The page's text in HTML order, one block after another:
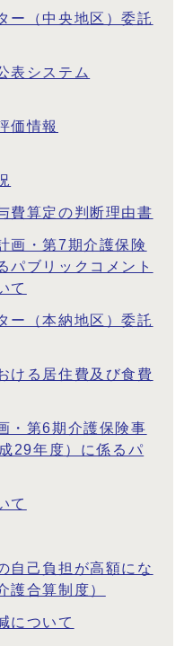
ー（中央地区）委託
表システム
価情報
費算定の判断理由書
画・第7期介護保険
パブリックコメント
て
ー（本納地区）委託
ける居住費及び食費
・第6期介護保険事
29年度）に係るパ
て
自己負担が高額にな
護合算制度）
について